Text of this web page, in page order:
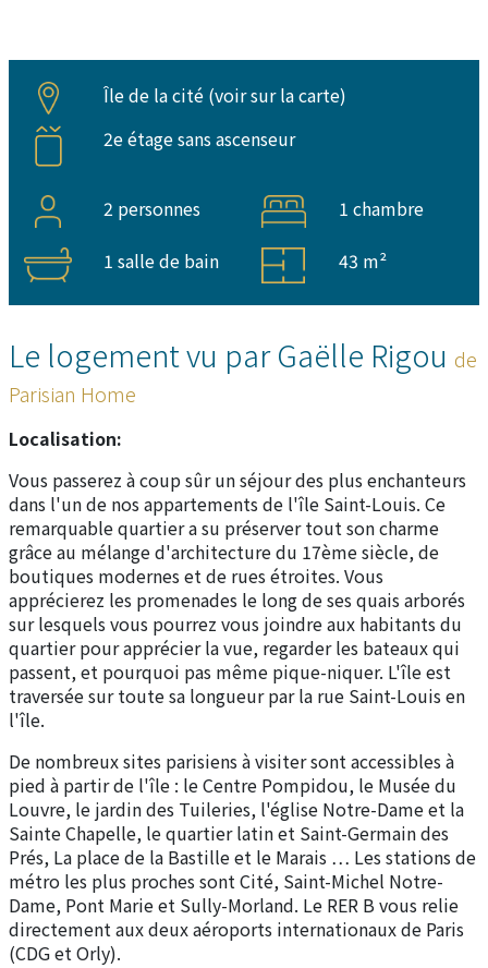
Île de la cité (voir sur la carte)
2e étage sans ascenseur
2 personnes
1 chambre
1 salle de bain
43 m²
Le logement vu par Gaëlle Rigou de
Parisian Home
Localisation:
Vous passerez à coup sûr un séjour des plus enchanteurs
dans l'un de nos appartements de l'île Saint-Louis. Ce
remarquable quartier a su préserver tout son charme
grâce au mélange d'architecture du 17ème siècle, de
boutiques modernes et de rues étroites. Vous
apprécierez les promenades le long de ses quais arborés
sur lesquels vous pourrez vous joindre aux habitants du
quartier pour apprécier la vue, regarder les bateaux qui
passent, et pourquoi pas même pique-niquer. L'île est
traversée sur toute sa longueur par la rue Saint-Louis en
l'île.
De nombreux sites parisiens à visiter sont accessibles à
pied à partir de l'île : le Centre Pompidou, le Musée du
Louvre, le jardin des Tuileries, l'église Notre-Dame et la
Sainte Chapelle, le quartier latin et Saint-Germain des
Prés, La place de la Bastille et le Marais … Les stations de
métro les plus proches sont Cité, Saint-Michel Notre-
Dame, Pont Marie et Sully-Morland. Le RER B vous relie
directement aux deux aéroports internationaux de Paris
(CDG et Orly).